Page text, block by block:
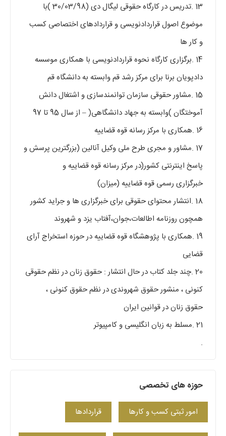
13 .تدریس در کارگاه حقوقی لیگال دی (30/03/98 )با
موضوع اصول قراردادنویسی و قراردادهای اختصاصی کسب
و کار ها
14 .برگزاری کارگاه نحوه قراردادنویسی با همکاری موسسه
دادپویان برنا برای مرکز رشد قم وابسته به دانشگاه قم
15 .مشاور حقوقی سازمان توانمندسازی و اشتغال دانش
آموختگان )وابسته به جهاد دانشگاهی( – از سال 95 تا 97
16 .همکاری با مرکز رسانه قوه قضاییه
17 .مشاور و مجری طرح ملی وکیل آنالین (بزرگترین پرسش و
پاسخ اینترنتی کشور(در مرکز رسانه قوه قضاییه و
خبرگزاری رسمی قوه قضاییه (میزان)
18 .انتشار محتوای حقوقی برای خبرگزاری ها و جراید کشور
همچون روزنامه اطالعات،جوان،آفتاب یزد و شهروند
19 .همکاری با پژوهشگاه قوه قضاییه در حوزه استخراج آرای
قضایی
20 .چند جلد کتاب در حال انتشار : حقوق زنان در نظم حقوقی
کنونی ، منشور حقوق شهروندی در نظم حقوق کنونی ،
حقوق زنان در قوانین ایران
21 .مسلط به زبان انگلیسی و کامپیوتر
.
حوزه های تخصصی
امور ثبتی کسب و کارها قراردادها